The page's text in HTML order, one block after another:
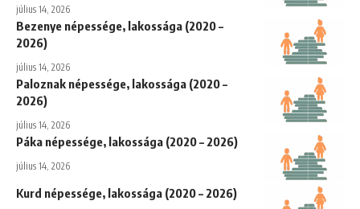
július 14, 2026
Bezenye népessége, lakossága (2020 –
2026)
július 14, 2026
Paloznak népessége, lakossága (2020 –
2026)
július 14, 2026
Páka népessége, lakossága (2020 – 2026)
július 14, 2026
Kurd népessége, lakossága (2020 – 2026)